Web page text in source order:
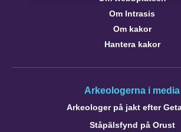
Om Intrasis
Om kakor
Hantera kakor
Arkeologerna i media
Arkeologer på jakt efter
Ståpälsfynd på Orust